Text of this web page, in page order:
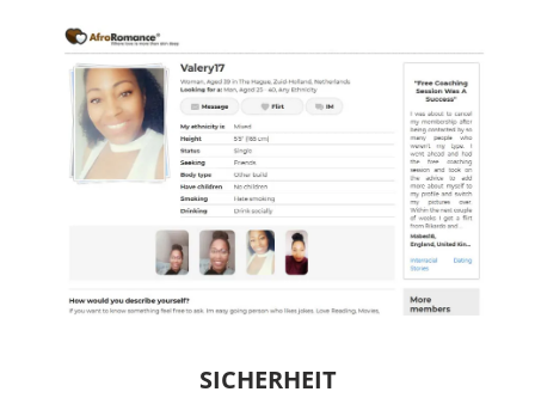
SICHERHEIT